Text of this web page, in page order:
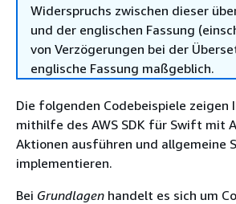
Widerspruchs zwischen dieser
und der englischen Fassung
von Verzögerungen bei der
englische Fassung maßgeblich.
Die folgenden Codebeispiele zeigen
mithilfe des AWS SDK für Swift mit
Aktionen ausführen und allgemeine
implementieren.
Bei Grundlagen handelt es sich um